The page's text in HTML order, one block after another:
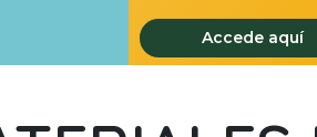
Accede aquí